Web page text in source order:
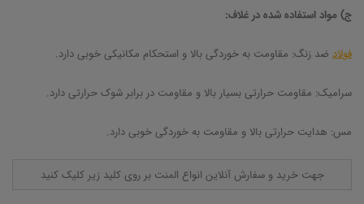
ج) مواد استفاده شده در غلاف:
فولاد ضد زنگ: مقاومت به خوردگی بالا و استحکام مکانیکی خوبی دارد.
سرامیک: مقاومت حرارتی بسیار بالا و مقاومت در برابر شوک حرارتی دارد.
مس: هدایت حرارتی بالا و مقاومت به خوردگی خوبی دارد.
جهت خرید و سفارش آنلاین انواع المنت بر روی کلید زیر کلیک کنید